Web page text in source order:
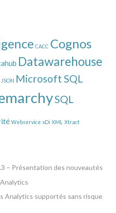
CACC Cognos
Datawarehouse
JSON Microsoft SQL
SQL
Webservice xDi XML Xtract
– Présentation des nouveautés
Analytics supportés sans risque